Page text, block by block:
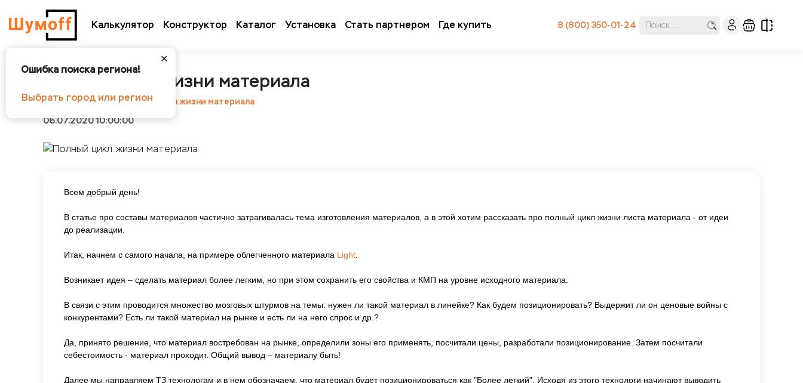
Калькулятор Конструктор Каталог Установка Стать партнером Где купить 8 (800) 350-01-24
✕
Ошибка поиска региона!
Выбрать город или регион
Полный цикл жизни материала
Шумоff Статьи
Полный цикл жизни материала
06.07.2020 10:00:00
Всем добрый день!
В статье про составы материалов частично затрагивалась тема изготовления материалов, а в этой хотим рассказать про полный цикл жизни листа материала - от идеи
до реализации.
Итак, начнем с самого начала, на примере облегченного материала Light
Возникает идея – сделать материал более легким, но при этом сохранить его свойства и КМП на уровне исходного материала.
В связи с этим проводится множество мозговых штурмов на темы: нужен ли такой материал в линейке? Как будем позиционировать? Выдержит ли он ценовые войны с
конкурентами? Есть ли такой материал на рынке и есть ли на него спрос и др.?
Да, принято решение, что материал востребован на рынке, определили зоны его применять, посчитали цены, разработали позиционирование. Затем посчитали
себестоимость - материал проходит. Общий вывод – материалу быть!
Далее мы направляем ТЗ технологам и в нем обозначаем, что материал будет позиционироваться как "Более легкий". Исходя из этого технологи начинают выводить